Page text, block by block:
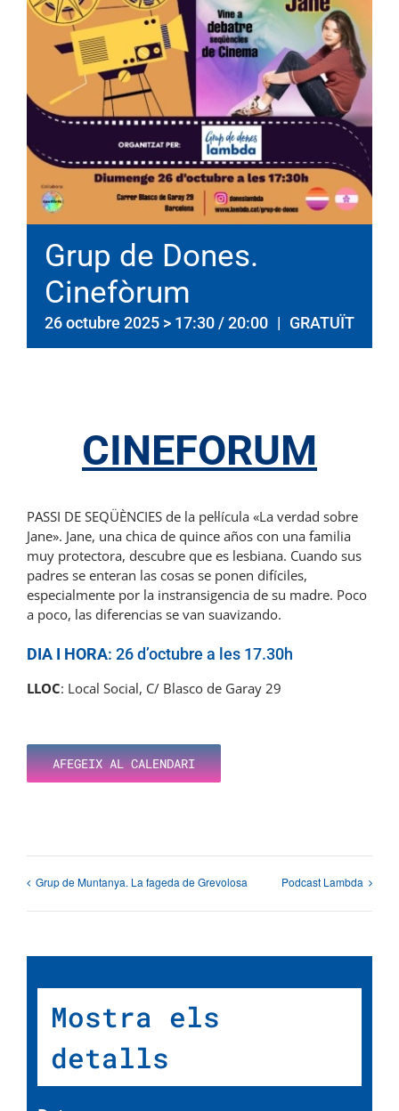
Grup de Dones.
Cinefòrum
26 octubre 2025 > 17:30/20:00 | GRATUÏT
CINEFORUM
PASSI DE SEQÜÈNCIES de la pel·lícula «La verdad sobre
Jane». Jane, una chica de quince años con una familia
muy protectora, descubre que es lesbiana. Cuando sus
padres se enteran las cosas se ponen difíciles,
especialmente por la instransigencia de su madre. Poco
a poco, las diferencias se van suavizando.
DIA I HORA: 26 d’octubre a les 17.30h
LLOC: Local Social, C/ Blasco de Garay 29
AFEGEIX AL CALENDARI
Grup de Muntanya. La fageda de Grevolosa Podcast Lambda
Mostra els
detalls